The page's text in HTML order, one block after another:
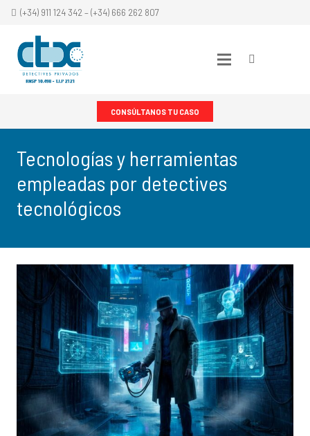
(+34) 911 124 342 – (+34) 666 262 807
CONSÚLTANOS TU CASO
Tecnologías y herramientas
empleadas por detectives
tecnológicos